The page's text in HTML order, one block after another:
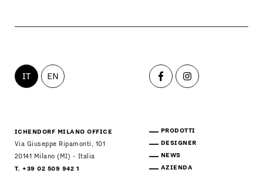
IT EN
ICHENDORF MILANO OFFICE
Via Giuseppe Ripamonti, 101
20141 Milano (MI) - Italia
T. +39 02 509 942 1
PRODOTTI
DESIGNER
NEWS
AZIENDA